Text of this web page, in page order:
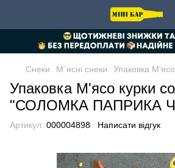
Снеки М`ясні снеки Упаковка
Упаковка М'ясо курки
"СОЛОМКА ПАПРИКА
Артикул: 000004898 Написати відгук